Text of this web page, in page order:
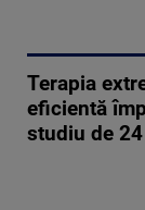
Terapia
eficientă
studiu de